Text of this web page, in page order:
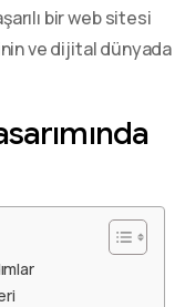
bir web sitesi
ve dijital dünyada